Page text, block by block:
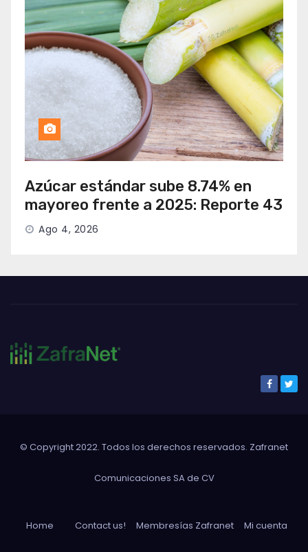
Azúcar estándar sube 8.74% en
mayoreo frente a 2025: Reporte 43
Ago 4, 2026
© Copyright 2022. Todos los derechos reservados. Zafranet
Comunicaciones SA de CV
Home Contact us! Membresías Zafranet Mi cuenta